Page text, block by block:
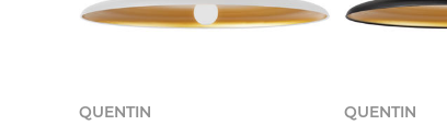
QUENTIN QUENTIN